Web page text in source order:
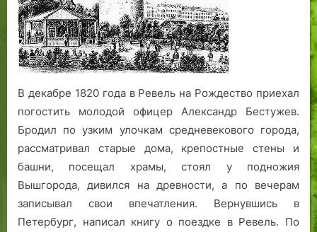
В декабре 1820 года в Ревель на Рождество приехал
погостить молодой офицер Александр Бестужев.
Бродил по узким улочкам средневекового города,
рассматривал старые дома, крепостные стены и
башни, посещал храмы, стоял у подножия
Вышгорода, дивился на древности, а по вечерам
записывал свои впечатления. Вернувшись в
Петербург, написал книгу о поездке в Ревель. По